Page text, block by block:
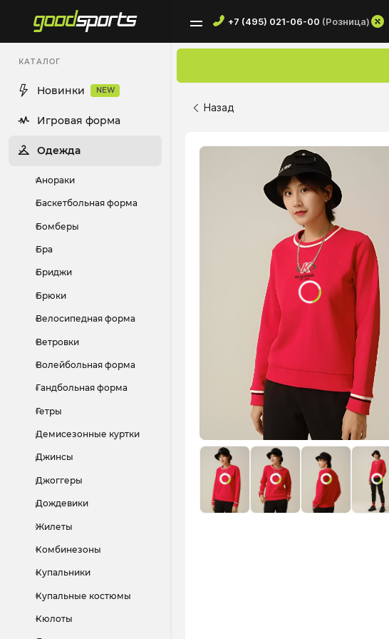
+7 (495) 021-06-00 (Розница)
КАТАЛОГ
Новинки NEW
Игровая форма
Одежда
Анораки
Баскетбольная форма
Бомберы
Бра
Бриджи
Брюки
Велосипедная форма
Ветровки
Волейбольная форма
Гандбольная форма
Гетры
Демисезонные куртки
Джинсы
Джоггеры
Дождевики
Жилеты
Комбинезоны
Купальники
Купальные костюмы
Кюлоты
Назад